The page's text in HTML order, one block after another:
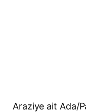
Araziye ait Ada/